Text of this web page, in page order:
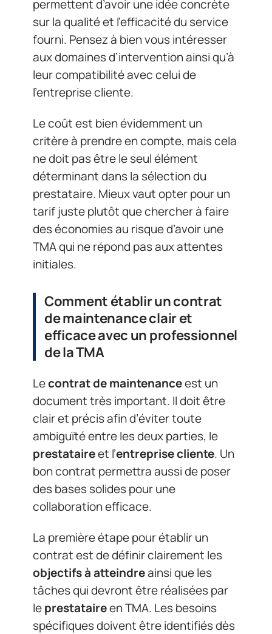
permettent d’avoir une idée concrète
sur la qualité et l’efficacité du service
fourni. Pensez à bien vous intéresser
aux domaines d’intervention ainsi qu’à
leur compatibilité avec celui de
l’entreprise cliente.
Le coût est bien évidemment un
critère à prendre en compte, mais cela
ne doit pas être le seul élément
déterminant dans la sélection du
prestataire. Mieux vaut opter pour un
tarif juste plutôt que chercher à faire
des économies au risque d’avoir une
TMA qui ne répond pas aux attentes
initiales.
Comment établir un contrat
de maintenance clair et
efficace avec un professionnel
de la TMA
Lecontrat de maintenanceest un
document très important. Il doit être
clair et précis afin d’éviter toute
ambiguïté entre les deux parties, le
prestataireet l’entreprise cliente. Un
bon contrat permettra aussi de poser
des bases solides pour une
collaboration efficace.
La première étape pour établir un
contrat est de définir clairement les
objectifs à atteindreainsi que les
tâches qui devront être réalisées par
leprestataireen TMA. Les besoins
spécifiques doivent être identifiés dès